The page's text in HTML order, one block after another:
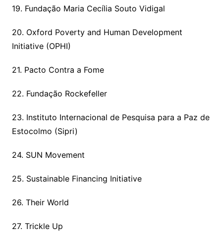
19. Fundação Maria Cecília Souto Vidigal
20. Oxford Poverty and Human Development
Initiative (OPHI)
21. Pacto Contra a Fome
22. Fundação Rockefeller
23. Instituto Internacional de Pesquisa para a Paz de
Estocolmo (Sipri)
24. SUN Movement
25. Sustainable Financing Initiative
26. Their World
27. Trickle Up